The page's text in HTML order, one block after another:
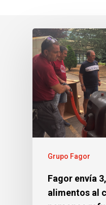
Grupo Fagor
Fagor envía
alimentos al